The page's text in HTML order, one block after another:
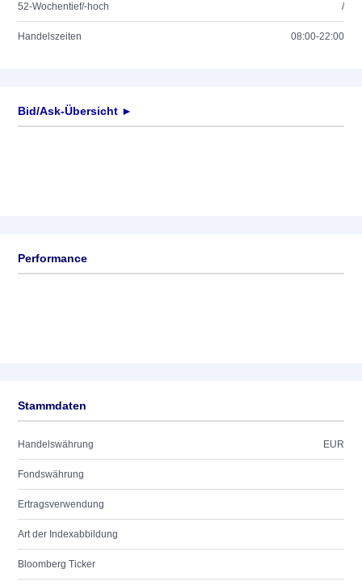
52-Wochentief/-hoch /
Handelszeiten 08:00-22:00
Bid/Ask-Übersicht ►
Performance
Stammdaten
Handelswährung EUR
Fondswährung
Ertragsverwendung
Art der Indexabbildung
Bloomberg Ticker